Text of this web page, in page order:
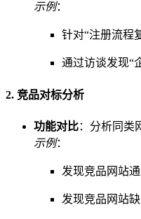
示例：
针对“注册流程
通过访谈发现“
2. 竞品对标分析
功能对比：分析同类
示例：
发现竞品网站
发现竞品网站